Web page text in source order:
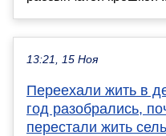
13:21, 15 Ноя
Переехали жить в
год разобрались,
перестали жить